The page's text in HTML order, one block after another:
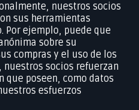
nuestros socios
sus herramientas
Por ejemplo, puede que
sobre su
compras y el uso de los
nuestros socios refuerzan
que poseen, como datos
esfuerzos